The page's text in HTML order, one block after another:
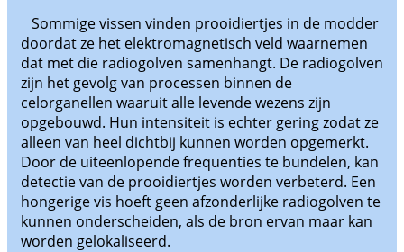
Sommige vissen vinden prooidiertjes in de modder
doordat ze het elektromagnetisch veld waarnemen
dat met die radiogolven samenhangt. De radiogolven
zijn het gevolg van processen binnen de
celorganellen waaruit alle levende wezens zijn
opgebouwd. Hun intensiteit is echter gering zodat ze
alleen van heel dichtbij kunnen worden opgemerkt.
Door de uiteenlopende frequenties te bundelen, kan
detectie van de prooidiertjes worden verbeterd. Een
hongerige vis hoeft geen afzonderlijke radiogolven te
kunnen onderscheiden, als de bron ervan maar kan
worden gelokaliseerd.